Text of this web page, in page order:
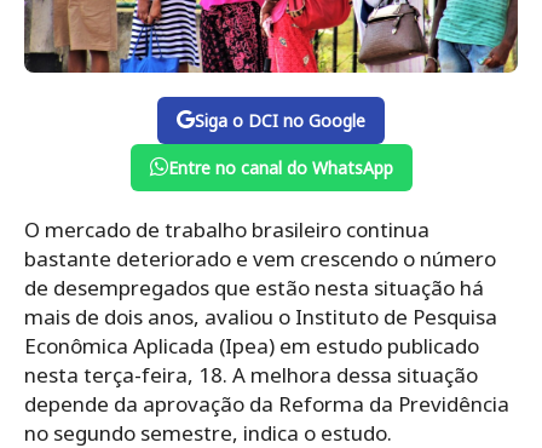
Siga o DCI no Google
Entre no canal do WhatsApp
O mercado de trabalho brasileiro continua
bastante deteriorado e vem crescendo o número
de desempregados que estão nesta situação há
mais de dois anos, avaliou o Instituto de Pesquisa
Econômica Aplicada (Ipea) em estudo publicado
nesta terça-feira, 18. A melhora dessa situação
depende da aprovação da Reforma da Previdência
no segundo semestre, indica o estudo.